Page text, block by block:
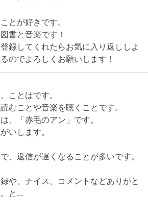
とが好きです。
書と音楽です！
録してくれたらお気に入り返ししよ
のでよろしくお願いします！
ことはです。
むことや音楽を聴くことです。
、「赤毛のアン」です。
いします。
、返信が遅くなることが多いです。
や、ナイス、コメントなどありがと
と...